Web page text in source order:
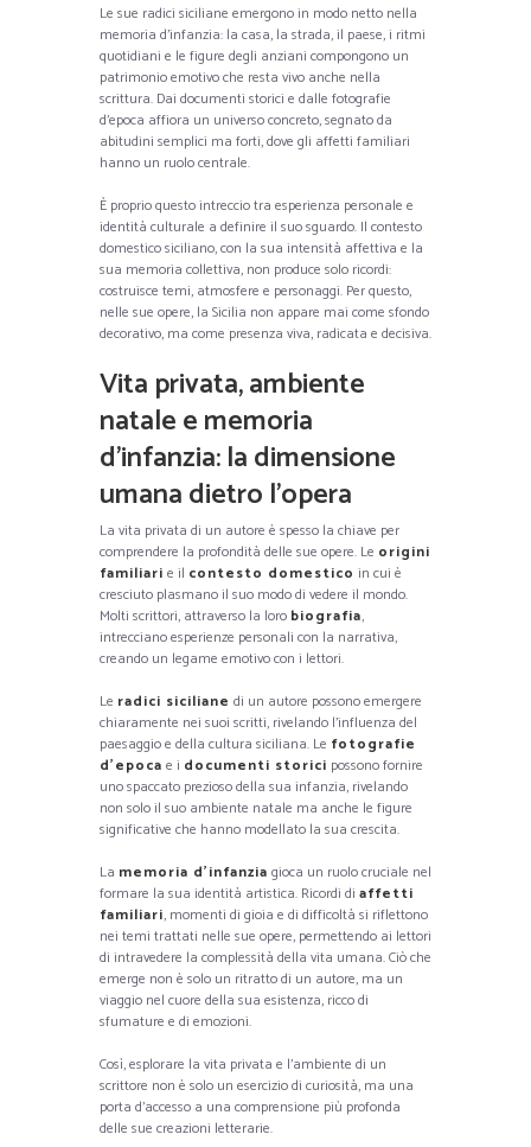
Le sue radici siciliane emergono in modo netto nella
memoria d’infanzia: la casa, la strada, il paese, i ritmi
quotidiani e le figure degli anziani compongono un
patrimonio emotivo che resta vivo anche nella
scrittura. Dai documenti storici e dalle fotografie
d’epoca affiora un universo concreto, segnato da
abitudini semplici ma forti, dove gli affetti familiari
hanno un ruolo centrale.
È proprio questo intreccio tra esperienza personale e
identità culturale a definire il suo sguardo. Il contesto
domestico siciliano, con la sua intensità affettiva e la
sua memoria collettiva, non produce solo ricordi:
costruisce temi, atmosfere e personaggi. Per questo,
nelle sue opere, la Sicilia non appare mai come sfondo
decorativo, ma come presenza viva, radicata e decisiva.
Vita privata, ambiente
natale e memoria
d’infanzia: la dimensione
umana dietro l’opera
La vita privata di un autore è spesso la chiave per
comprendere la profondità delle sue opere. Le origini
familiari e il contesto domestico in cui è
cresciuto plasmano il suo modo di vedere il mondo.
Molti scrittori, attraverso la loro biografia,
intrecciano esperienze personali con la narrativa,
creando un legame emotivo con i lettori.
Le radici siciliane di un autore possono emergere
chiaramente nei suoi scritti, rivelando l’influenza del
paesaggio e della cultura siciliana. Le fotografie
d’epoca e i documenti storici possono fornire
uno spaccato prezioso della sua infanzia, rivelando
non solo il suo ambiente natale ma anche le figure
significative che hanno modellato la sua crescita.
La memoria d’infanzia gioca un ruolo cruciale nel
formare la sua identità artistica. Ricordi di affetti
familiari, momenti di gioia e di difficoltà si riflettono
nei temi trattati nelle sue opere, permettendo ai lettori
di intravedere la complessità della vita umana. Ciò che
emerge non è solo un ritratto di un autore, ma un
viaggio nel cuore della sua esistenza, ricco di
sfumature e di emozioni.
Così, esplorare la vita privata e l’ambiente di un
scrittore non è solo un esercizio di curiosità, ma una
porta d’accesso a una comprensione più profonda
delle sue creazioni letterarie.